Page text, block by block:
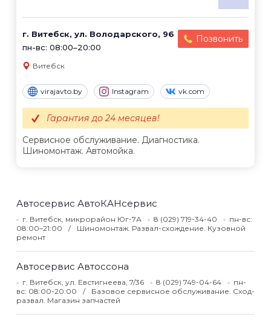
г. Витебск, ул. Володарского, 96
пн-вс: 08:00–20:00
Позвонить
Витебск
virajavto.by Instagram vk.com
Сервисное обслуживание. Диагностика.
Шиномонтаж. Автомойка.
Гарантия до 24 месяцев!
Автосервис АвтоКАНсервис
г. Витебск, микрорайон Юг-7А 8 (029) 719-34-40
пн-вс:
08:00–21:00
Шиномонтаж. Развал-схождение. Кузовной
ремонт
Автосервис Автоссона
г. Витебск, ул. Евстигнеева, 7/36 8 (029) 749-04-64
пн-
вс: 08:00-20:00
Базовое сервисное обслуживание. Сход-
развал. Магазин запчастей